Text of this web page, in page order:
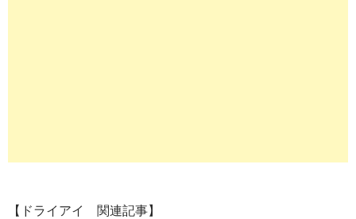
【ドライアイ 関連記事】